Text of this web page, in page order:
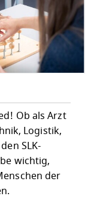
Ob als Arzt
Logistik,
SLK-
wichtig,
der